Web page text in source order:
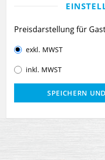
Preisdarstellung für
exkl. MWST
inkl. MWST